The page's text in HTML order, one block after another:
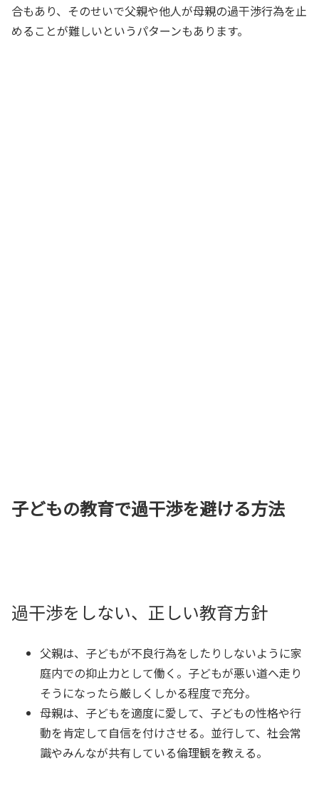
合もあり、そのせいで父親や他人が母親の過干渉行為を止
めることが難しいというパターンもあります。
子どもの教育で過干渉を避ける方法
過干渉をしない、正しい教育方針
父親は、子どもが不良行為をしたりしないように家
庭内での抑止力として働く。子どもが悪い道へ走り
そうになったら厳しくしかる程度で充分。
母親は、子どもを適度に愛して、子どもの性格や行
動を肯定して自信を付けさせる。並行して、社会常
識やみんなが共有している倫理観を教える。